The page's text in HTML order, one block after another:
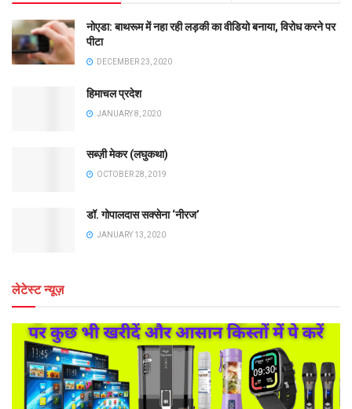
नोएडा: बाथरूम में नहा रही लड़की का वीडियो बनाया, विरोध करने पर
पीटा
DECEMBER 23, 2020
हिमाचल प्रदेश
JANUARY 8, 2020
सब्ज़ी मेकर (लघुकथा)
OCTOBER 28, 2019
डॉ. गोपालदास सक्सेना ‘नीरज’
JANUARY 13, 2020
लेटेस्ट न्यूज़